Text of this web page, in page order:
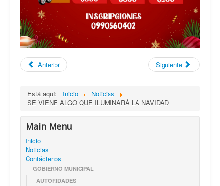
Anterior Siguiente
Está aquí: Inicio
Noticias
SE VIENE ALGO QUE ILUMINARÁ LA NAVIDAD
Main Menu
Inicio
Noticias
Contáctenos
GOBIERNO MUNICIPAL
AUTORIDADES